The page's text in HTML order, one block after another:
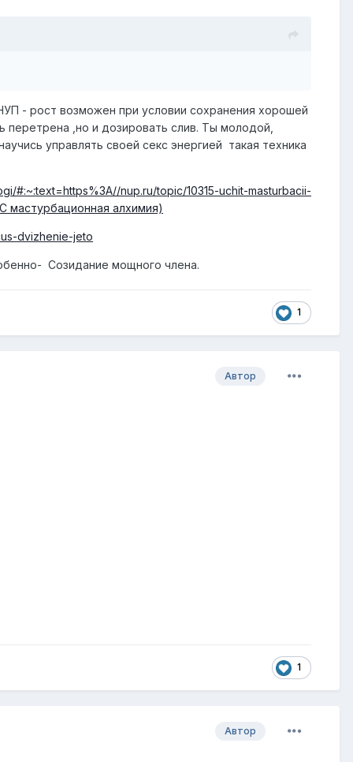
- рост возможен при условии сохранения хорошей
перетрена ,но и дозировать слив. Ты молодой,
управлять своей секс энергией такая техника
#:~:text=https%3A//nup.ru/topic/10315-uchit-masturbacii-
мастурбационная алхимия)
dvizhenie-jeto
Созидание мощного члена.
1
Автор
1
Автор